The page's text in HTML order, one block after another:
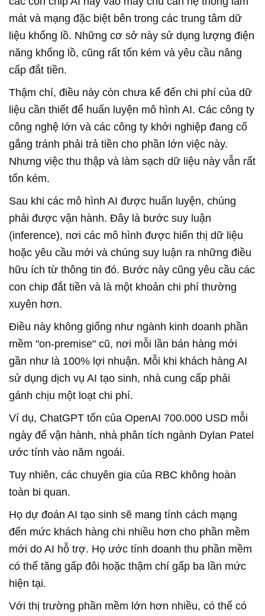
mát và mạng đặc biệt bên trong các trung tâm dữ
liệu khổng lồ. Những cơ sở này sử dụng lượng điện
năng khổng lồ, cũng rất tốn kém và yêu cầu nâng
cấp đắt tiền.
Thậm chí, điều này còn chưa kể đến chi phí của dữ
liệu cần thiết để huấn luyện mô hình AI. Các công ty
công nghệ lớn và các công ty khởi nghiệp đang cố
gắng tránh phải trả tiền cho phần lớn việc này.
Nhưng việc thu thập và làm sạch dữ liệu này vẫn rất
tốn kém.
Sau khi các mô hình AI được huấn luyện, chúng
phải được vận hành. Đây là bước suy luận
(inference), nơi các mô hình được hiển thị dữ liệu
hoặc yêu cầu mới và chúng suy luận ra những điều
hữu ích từ thông tin đó. Bước này cũng yêu cầu các
con chip đắt tiền và là một khoản chi phí thường
xuyên hơn.
Điều này không giống như ngành kinh doanh phần
mềm "on-premise" cũ, nơi mỗi lần bán hàng mới
gần như là 100% lợi nhuận. Mỗi khi khách hàng AI
sử dụng dịch vụ AI tạo sinh, nhà cung cấp phải
gánh chịu một loạt chi phí.
Ví dụ, ChatGPT tốn của OpenAI 700.000 USD mỗi
ngày để vận hành, nhà phân tích ngành Dylan Patel
ước tính vào năm ngoái.
Tuy nhiên, các chuyên gia của RBC không hoàn
toàn bi quan.
Họ dự đoán AI tạo sinh sẽ mang tính cách mạng
đến mức khách hàng chi nhiều hơn cho phần mềm
mới do AI hỗ trợ. Họ ước tính doanh thu phần mềm
có thể tăng gấp đôi hoặc thậm chí gấp ba lần mức
hiện tại.
Với thị trường phần mềm lớn hơn nhiều, có thể có